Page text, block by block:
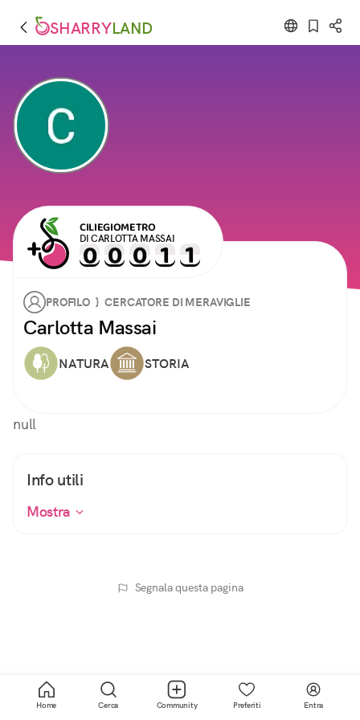
SHARRYLAND
CILIEGIOMETRO
DI CARLOTTA MASSAI
PROFILO } CERCATORE DI MERAVIGLIE
Carlotta Massai
NATURA STORIA
null
Info utili
Mostra
Segnala questa pagina
Home Cerca Community Preferiti Entra